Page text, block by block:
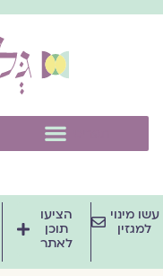
מינוי
למגזין
הציעו
תוכן
לאתר